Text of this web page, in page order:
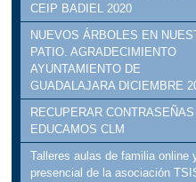
CEIP BADIEL 2020
NUEVOS ÁRBOLES EN
PATIO. AGRADECIMIENTO
AYUNTAMIENTO DE
GUADALAJARA DICIEMBRE
RECUPERAR CONTRASEÑAS
EDUCAMOS CLM
Talleres aulas de familia online
presencial de la asociación